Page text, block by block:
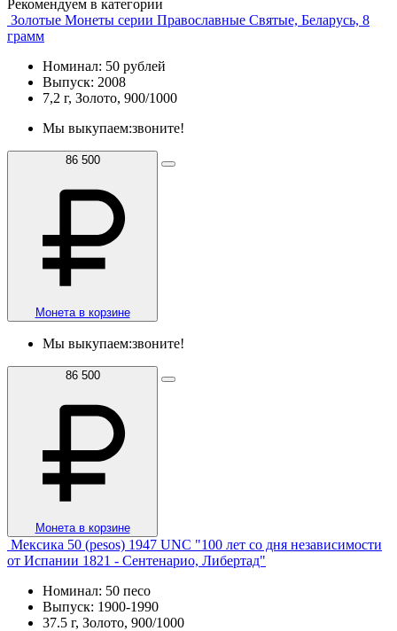
Рекомендуем в категории
Золотые Монеты серии Православные Святые, Беларусь, 8
грамм
Номинал: 50 рублей
Выпуск: 2008
7,2 г, Золото, 900/1000
Мы выкупаем:звоните!
86 500
Монета в корзине
Мы выкупаем:звоните!
86 500
Монета в корзине
Мексика 50 (pesos) 1947 UNC "100 лет со дня независимости
от Испании 1821 - Сентенарио, Либертад"
Номинал: 50 песо
Выпуск: 1900-1990
37.5 г, Золото, 900/1000